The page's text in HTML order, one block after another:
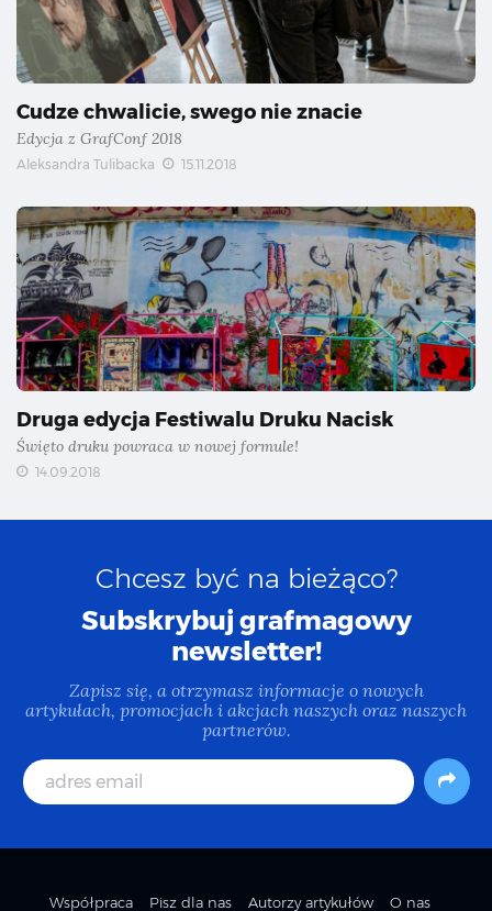
Cudze chwalicie, swego nie znacie
Edycja z GrafConf 2018
Aleksandra Tulibacka 15.11.2018
Druga edycja Festiwalu Druku Nacisk
Święto druku powraca w nowej formule!
14.09.2018
Chcesz być na bieżąco?
Subskrybuj grafmagowy
newsletter!
Zapisz się, a otrzymasz informacje o nowych
artykułach, promocjach i akcjach naszych oraz naszych
partnerów.
Współpraca Pisz dla nas Autorzy artykułów O nas